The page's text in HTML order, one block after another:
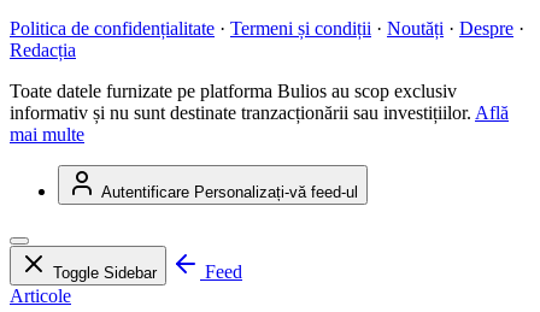
Politica de confidențialitate · Termeni și condiții · Noutăți · Despre ·
Redacția
Toate datele furnizate pe platforma Bulios au scop exclusiv
informativ și nu sunt destinate tranzacționării sau investițiilor. Află
mai multe
Autentificare Personalizați-vă feed-ul
Toggle Sidebar
Feed
Articole